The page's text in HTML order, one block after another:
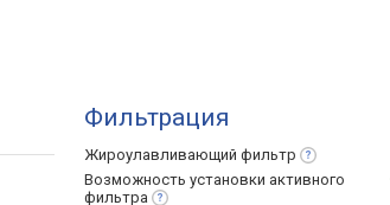
Фильтрация
Жироулавливающий фильтр
Возможность установки активного
фильтра